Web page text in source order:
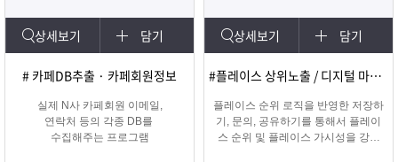
상세보기 담기
# 카페DB추출 · 카페회원정보
실제 N사 카페회원 이메일,
연락처 등의 각종 DB를
수집해주는 프로그램
상세보기 담기
#플레이스 상위노출 / 디지털 마케팅
플레이스 순위 로직을 반영한 저장하
기, 문의, 공유하기를 통해서 플레이
스 순위 및 플레이스 가시성을 강화